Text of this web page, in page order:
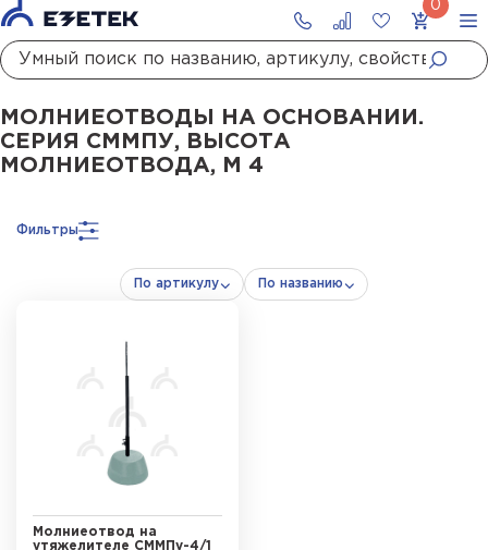
ГлавнаяКаталог Стержневые молниеотводы и мачты
МОЛНИЕОТВОДЫ НА ОСНОВАНИИ.
СЕРИЯ СММПУ, ВЫСОТА
МОЛНИЕОТВОДА, М 4
Фильтры
По артикулу По названию
Молниеотвод на
утяжелителе СММПу-4/1